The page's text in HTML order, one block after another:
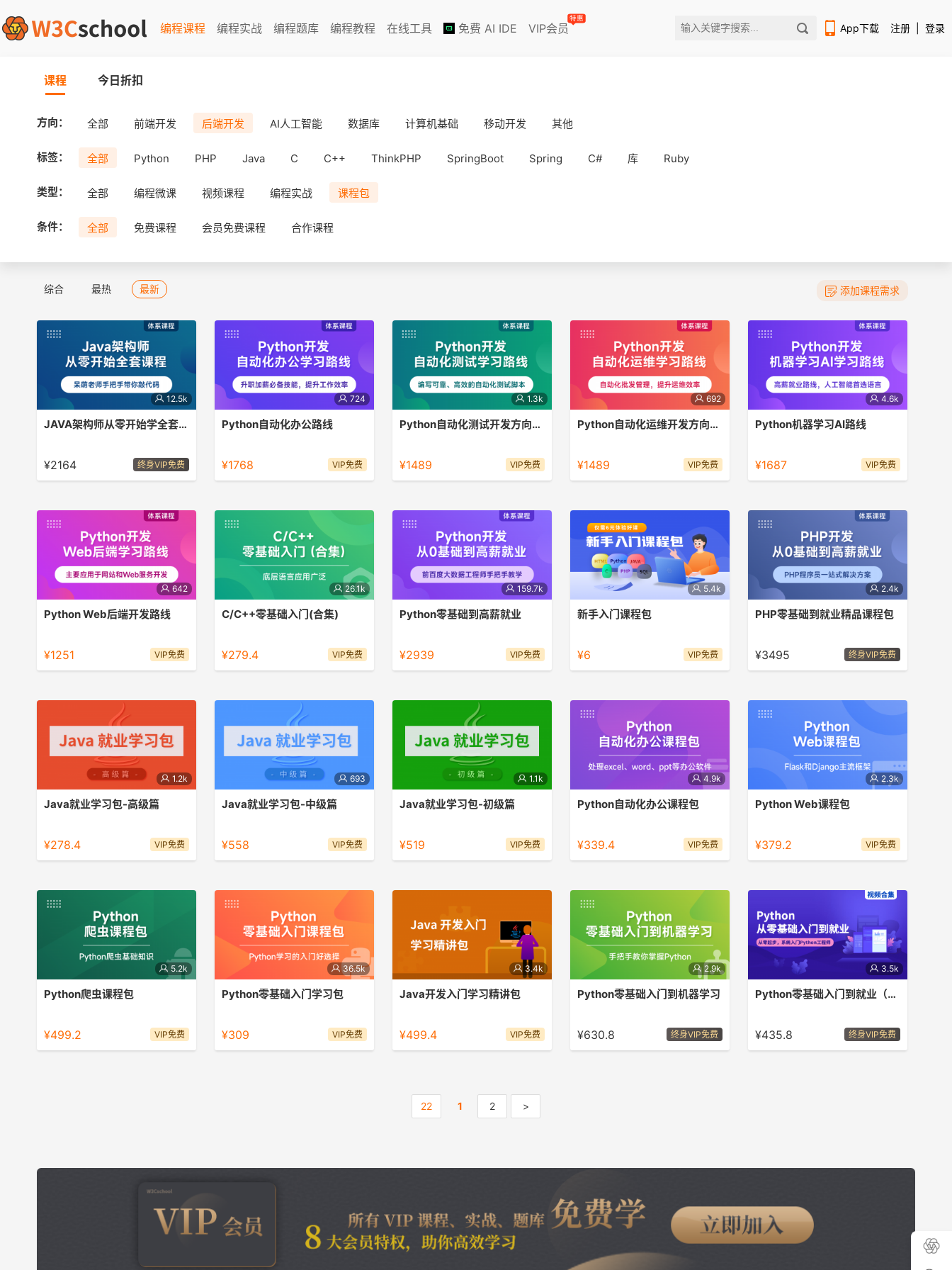
编程课程 编程实战 编程题库 编程教程 在线工具 免费 AI IDE VIP会员
特惠
App下载 注册 登录
课程 今日折扣
方向： 全部 前端开发 后端开发 AI人工智能 数据库 计算机基础 移动开发 其他
标签： 全部 Python PHP Java C C++ ThinkPHP SpringBoot Spring C# 库 Ruby
类型： 全部 编程微课 视频课程 编程实战 课程包
条件： 全部 免费课程 会员免费课程 合作课程
综合 最热 最新 添加课程需求
12.5k
JAVA架构师从零开始学全套课程
做飞机大战和欢乐斗地主游戏课程，巩
固学到的知识点。 再学习JavaEE课
程，包括web前端，mysql数据库，
包含分布式和微服务架构所需各类技术
和解决方案以及高并发项目实战。
¥2164 终身VIP免费
724
Python自动化办公路线
领域可以用于提高工作效率，节省时间
和成本等。
¥1768 VIP免费
1.3k
Python自动化测试开发方向路线
¥1489 VIP免费
692
Python自动化运维开发方向路线
向之一，它在系统管理、文档管理方面
都有很强大的功能。
¥1489 VIP免费
4.6k
Python机器学习AI路线
¥1687 VIP免费
642
Python Web后端开发路线
常用来开发各种类型和规模的网站和
Web服务。
¥1251 VIP免费
26.1k
C/C++零基础入门(合集)
握编程语言的精髓，打造坚实开发基础
¥279.4 VIP免费
159.7k
Python零基础到高薪就业
器学习】+【推荐系统】 前百度大数据
工程师手把手教学，零基础也能用
Python升职加薪、副业赚钱！
¥2939 VIP免费
5.4k
新手入门课程包
包含HTML，Python，C，JAVA，
SQL等，打开编程世界大门。
¥6 VIP免费
2.4k
PHP零基础到就业精品课程包
¥3495 终身VIP免费
1.2k
Java就业学习包-高级篇
¥278.4 VIP免费
693
Java就业学习包-中级篇
¥558 VIP免费
1.1k
Java就业学习包-初级篇
¥519 VIP免费
4.9k
Python自动化办公课程包
¥339.4 VIP免费
2.3k
Python Web课程包
¥379.2 VIP免费
5.2k
Python爬虫课程包
¥499.2 VIP免费
36.5k
Python零基础入门学习包
速入门，学好Python基础，也可以用
于知识巩固。
¥309 VIP免费
3.4k
Java开发入门学习精讲包
¥499.4 VIP免费
2.9k
Python零基础入门到机器学习
一网打尽（内含4门课程）
¥630.8 终身VIP免费
3.5k
Python零基础入门到就业（合集）
¥435.8 终身VIP免费
22 1 2 >